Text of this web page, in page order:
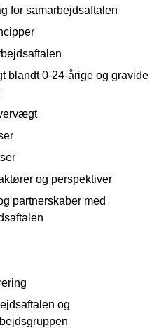
for samarbejdsaftalen
blandt 0-24-årige og gravide
og perspektiver
partnerskaber med
og